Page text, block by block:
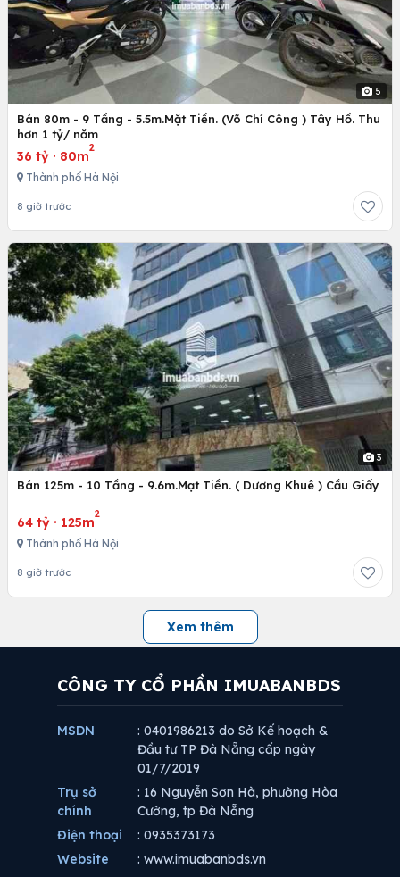
5
Bán 80m - 9 Tầng - 5.5m.Mặt Tiền. (Võ Chí Công ) Tây Hồ. Thu
hơn 1 tỷ/ năm
36 tỷ · 80m
2
Thành phố Hà Nội
8 giờ trước
3
Bán 125m - 10 Tầng - 9.6m.Mạt Tiền. ( Dương Khuê ) Cầu Giấy
64 tỷ · 125m
2
Thành phố Hà Nội
8 giờ trước
Xem thêm
CÔNG TY CỔ PHẦN IMUABANBDS
MSDN
: 0401986213 do Sở Kế hoạch &
Đầu tư TP Đà Nẵng cấp ngày
01/7/2019
Trụ sở
chính
: 16 Nguyễn Sơn Hà, phường Hòa
Cường, tp Đà Nẵng
Điện thoại
: 0935373173
Website
: www.imuabanbds.vn